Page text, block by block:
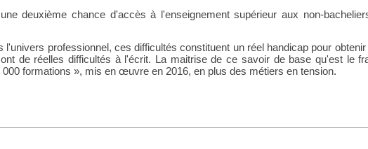
deuxième chance d'accès à l'enseignement supérieur aux non-
professionnel, ces difficultés constituent un réel handicap pour
de réelles difficultés à l'écrit. La maitrise de ce savoir de base qu'est le
000 formations », mis en œuvre en 2016, en plus des métiers en tension.